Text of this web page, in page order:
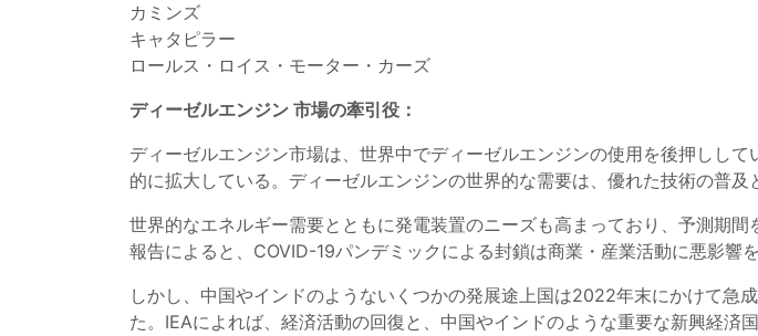
カミンズ
キャタピラー
ロールス・ロイス・モーター・カーズ
ディーゼルエンジン 市場の牽引役：
ディーゼルエンジン市場は、世界中でディーゼルエンジンの使用を後押しし
的に拡大している。ディーゼルエンジンの世界的な需要は、優れた技術の普及
世界的なエネルギー需要とともに発電装置のニーズも高まっており、予測期
報告によると、COVID-19パンデミックによる封鎖は商業・産業活動に悪影響
しかし、中国やインドのようないくつかの発展途上国は2022年末にかけて
た。IEAによれば、経済活動の回復と、中国やインドのような重要な新興経